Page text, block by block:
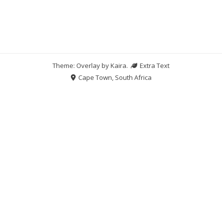
Theme: Overlay byKaira.
Extra Text
Cape Town, South Africa